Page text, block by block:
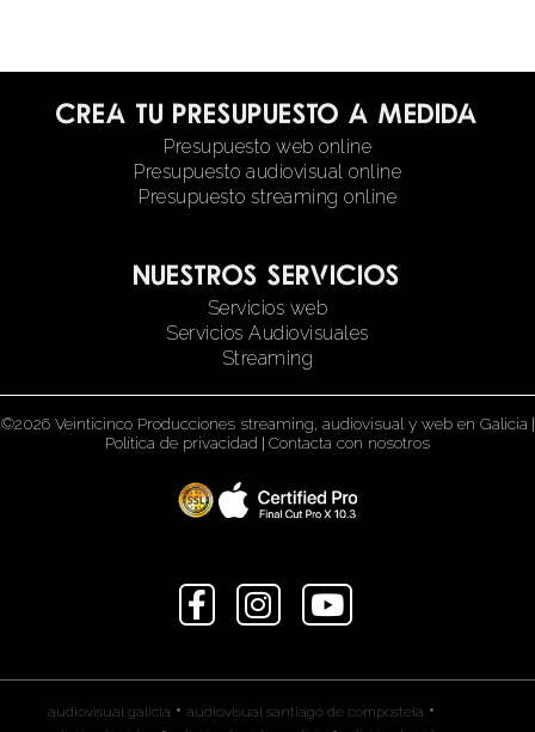
Crea tu presupuesto a medida
Presupuesto web online
Presupuesto audiovisual online
Presupuesto streaming online
Nuestros servicios
Servicios web
Servicios Audiovisuales
Streaming
©2026 Veinticinco Producciones streaming, audiovisual y web en Galicia |
Política de privacidad | Contacta con nosotros
audiovisual galicia • audiovisual santiago de compostela •